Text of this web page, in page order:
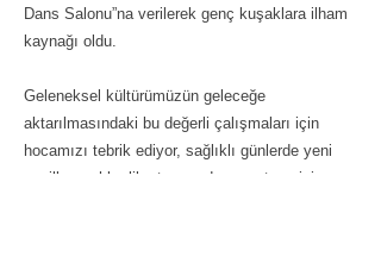
Dans Salonu”na verilerek genç kuşaklara ilham
kaynağı oldu.
Geleneksel kültürümüzün geleceğe
aktarılmasındaki bu değerli çalışmaları için
hocamızı tebrik ediyor, sağlıklı günlerde yeni
nesillere rehberlik etmeye devam etmesini